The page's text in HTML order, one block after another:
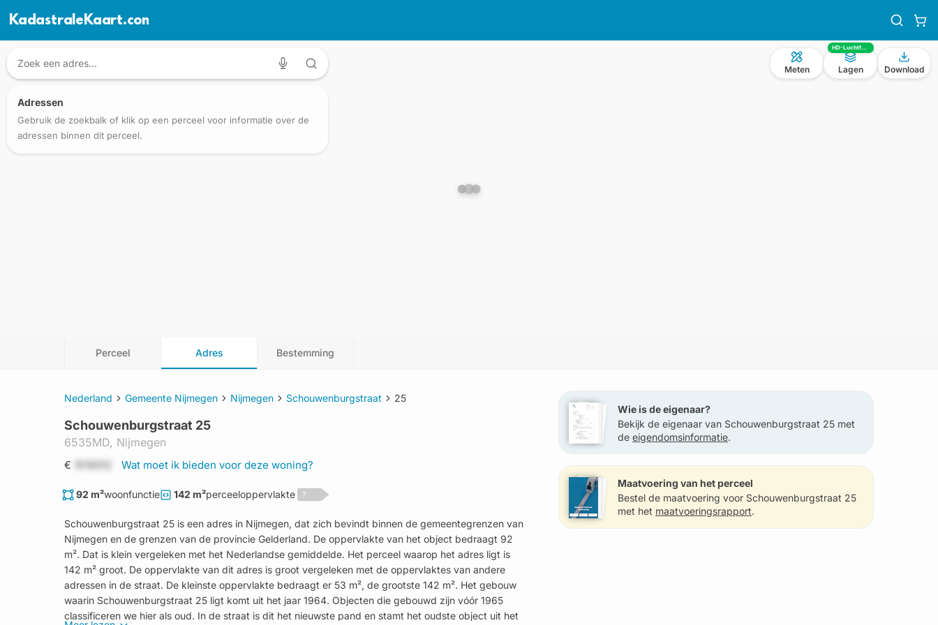
KadastraleKaart.com
Adressen
Gebruik de zoekbalk of klik op een perceel voor informatie over de
adressen binnen dit perceel.
Meten
HD-Luchtfoto
Lagen Download
Perceel Adres Bestemming
Nederland Gemeente Nijmegen Nijmegen Schouwenburgstraat 25
Schouwenburgstraat 25
6535MD, Nijmegen
€ 1519312 Wat moet ik bieden voor deze woning?
92 m²woonfunctie 142 m²perceeloppervlakte ?
Schouwenburgstraat 25 is een adres in Nijmegen, dat zich bevindt binnen de gemeentegrenzen van
Nijmegen en de grenzen van de provincie Gelderland. De oppervlakte van het object bedraagt 92
m². Dat is klein vergeleken met het Nederlandse gemiddelde. Het perceel waarop het adres ligt is
142 m² groot. De oppervlakte van dit adres is groot vergeleken met de oppervlaktes van andere
adressen in de straat. De kleinste oppervlakte bedraagt er 53 m², de grootste 142 m². Het gebouw
waarin Schouwenburgstraat 25 ligt komt uit het jaar 1964. Objecten die gebouwd zijn vóór 1965
classificeren we hier als oud. In de straat is dit het nieuwste pand en stamt het oudste object uit het
Wie is de eigenaar?
Bekijk de eigenaar van Schouwenburgstraat 25 met
de eigendomsinformatie.
Maatvoering van het perceel
Bestel de maatvoering voor Schouwenburgstraat 25
met het maatvoeringsrapport.